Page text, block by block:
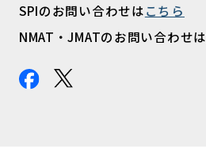
SPIのお問い合わせはこちら
NMAT・JMATのお問い合わせは